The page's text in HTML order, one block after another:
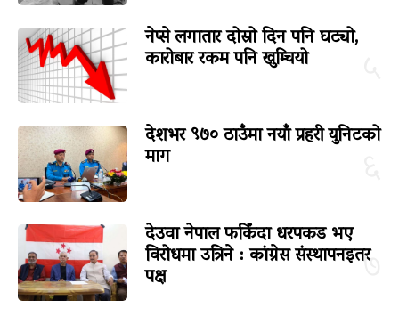
नेप्से लगातार दोस्रो दिन पनि घट्यो,
कारोबार रकम पनि खुम्चियो
देशभर ९७० ठाउँमा नयाँ प्रहरी युनिटको
माग
७
देउवा नेपाल फर्किंदा धरपकड भए
विरोधमा उत्रिने : कांग्रेस संस्थापनइतर
पक्ष